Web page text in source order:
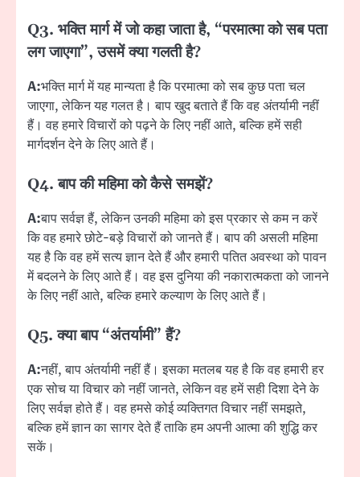
Q3. भक्ति मार्ग में जो कहा जाता है, “परमात्मा को सब पता
लग जाएगा”, उसमें क्या गलती है?
A:भक्ति मार्ग में यह मान्यता है कि परमात्मा को सब कुछ पता चल
जाएगा, लेकिन यह गलत है। बाप खुद बताते हैं कि वह अंतर्यामी नहीं
हैं। वह हमारे विचारों को पढ़ने के लिए नहीं आते, बल्कि हमें सही
मार्गदर्शन देने के लिए आते हैं।
Q4. बाप की महिमा को कैसे समझें?
A:बाप सर्वज्ञ हैं, लेकिन उनकी महिमा को इस प्रकार से कम न करें
कि वह हमारे छोटे-बड़े विचारों को जानते हैं। बाप की असली महिमा
यह है कि वह हमें सत्य ज्ञान देते हैं और हमारी पतित अवस्था को पावन
में बदलने के लिए आते हैं। वह इस दुनिया की नकारात्मकता को जानने
के लिए नहीं आते, बल्कि हमारे कल्याण के लिए आते हैं।
Q5. क्या बाप “अंतर्यामी” हैं?
A:नहीं, बाप अंतर्यामी नहीं हैं। इसका मतलब यह है कि वह हमारी हर
एक सोच या विचार को नहीं जानते, लेकिन वह हमें सही दिशा देने के
लिए सर्वज्ञ होते हैं। वह हमसे कोई व्यक्तिगत विचार नहीं समझते,
बल्कि हमें ज्ञान का सागर देते हैं ताकि हम अपनी आत्मा की शुद्धि कर
सकें।